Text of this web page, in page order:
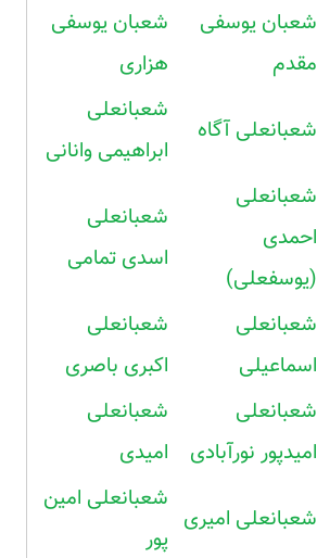
شعبان یوسفی
مقدم
شعبان یوسفی
هزاری
شعبانعلی آگاه
شعبانعلی
ابراهیمی وانانی
شعبانعلی
احمدی
(یوسفعلی)
شعبانعلی
اسدی تمامی
شعبانعلی
اسماعیلی
شعبانعلی
اکبری باصری
شعبانعلی
امیدپور نورآبادی
شعبانعلی
امیدی
شعبانعلی امیری
شعبانعلی امین
پور